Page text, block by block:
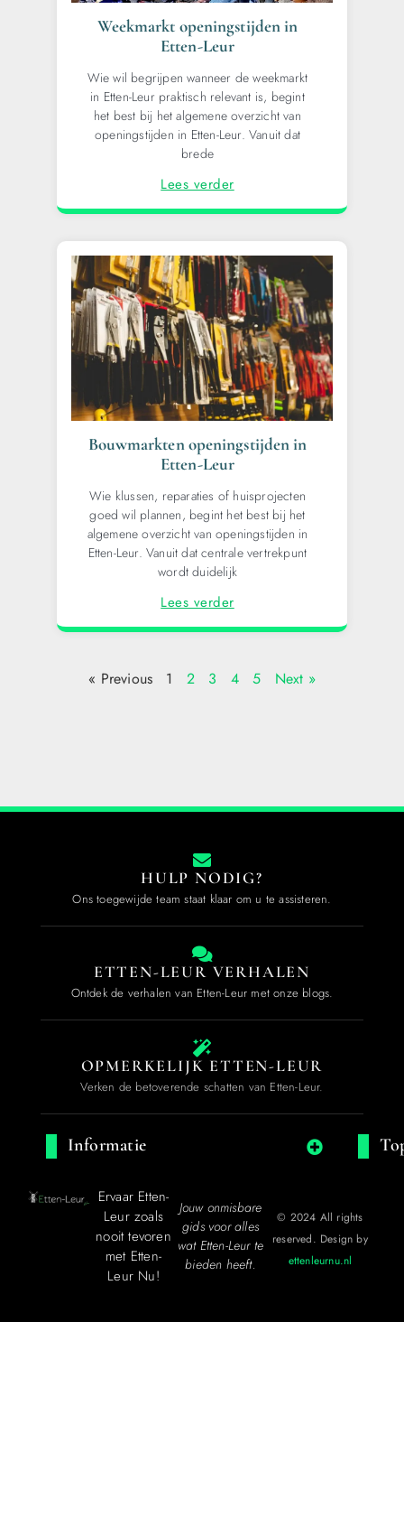
Weekmarkt openingstijden in
Etten-Leur
Wie wil begrijpen wanneer de weekmarkt
in Etten-Leur praktisch relevant is, begint
het best bij het algemene overzicht van
openingstijden in Etten-Leur. Vanuit dat
brede
Lees verder
Bouwmarkten openingstijden in
Etten-Leur
Wie klussen, reparaties of huisprojecten
goed wil plannen, begint het best bij het
algemene overzicht van openingstijden in
Etten-Leur. Vanuit dat centrale vertrekpunt
wordt duidelijk
Lees verder
« Previous 1 2 3 4 5 Next »
HULP NODIG?
Ons toegewijde team staat klaar om u te assisteren.
ETTEN-LEUR VERHALEN
Ontdek de verhalen van Etten-Leur met onze blogs.
OPMERKELIJK ETTEN-LEUR
Verken de betoverende schatten van Etten-Leur.
Informatie
Ervaar Etten-
Leur zoals
nooit tevoren
met Etten-
Leur Nu!
Jouw onmisbare
gids voor alles
wat Etten-Leur te
bieden heeft.
© 2024 All rights
reserved. Design by
ettenleurnu.nl